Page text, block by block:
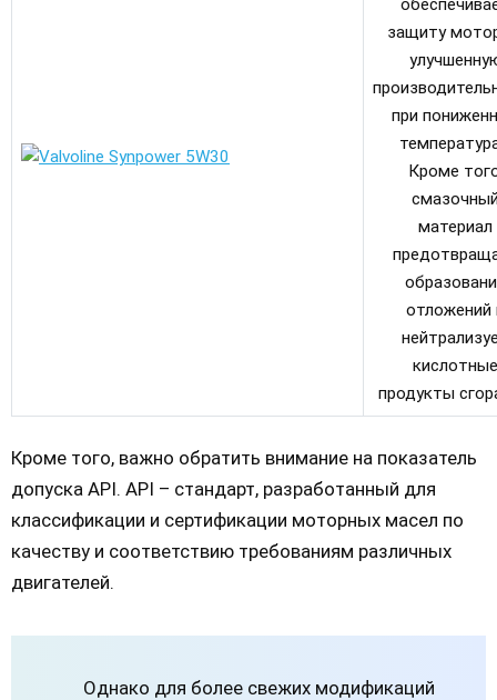
защиту
при
Кроме
материал
отложений
кислотные
продукты
Кроме того, важно обратить внимание на показатель
допуска API. API – стандарт, разработанный для
классификации и сертификации моторных масел по
качеству и соответствию требованиям различных
двигателей.
Однако для более свежих модификаций